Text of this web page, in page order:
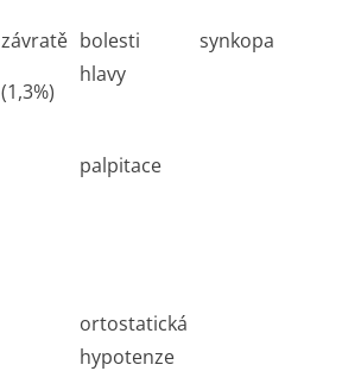
závratě
(1,3%)
bolesti
hlavy
synkopa
palpitace
ortostatická
hypotenze